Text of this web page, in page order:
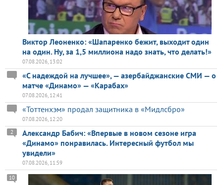
Виктор Леоненко: «Шапаренко бежит, выходит один
на один. Ну, за 1,5 миллиона надо знать, что делать!»
07.08.2026, 13:02
«С надеждой на лучшее», — азербайджанские СМИ — о
матче «Динамо» — «Карабах»
07.08.2026, 12:41
«Тоттенхэм» продал защитника в «Мидлсбро»
07.08.2026, 12:20
Александр Бабич: «Впервые в новом сезоне игра
«Динамо» понравилась. Интересный футбол мы
увидели»
2
07.08.2026, 11:59
10